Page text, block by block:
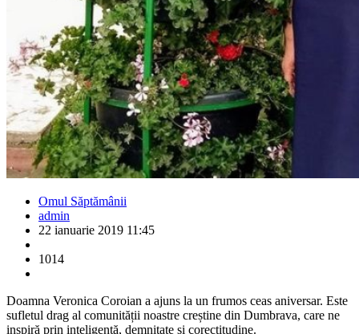
Omul Săptămânii
admin
22 ianuarie 2019 11:45
1014
Doamna Veronica Coroian a ajuns la un frumos ceas aniversar. Este
sufletul drag al comunității noastre creștine din Dumbrava, care ne
inspiră prin inteligență, demnitate și corectitudine.